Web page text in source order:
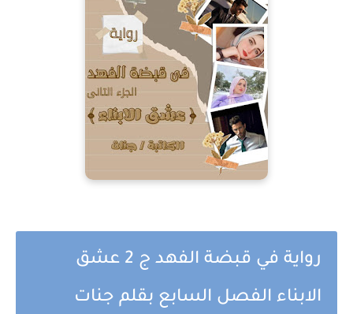
رواية في قبضة الفهد ج 2 عشق
الابناء الفصل السابع بقلم جنات